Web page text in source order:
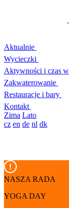
Aktualnie
Wycieczki
Aktywności i czas
Zakwaterowanie
Restauracje i bary
Kontakt
Zima Lato
cz en de nl dk
NASZA RADA
YOGA DAY